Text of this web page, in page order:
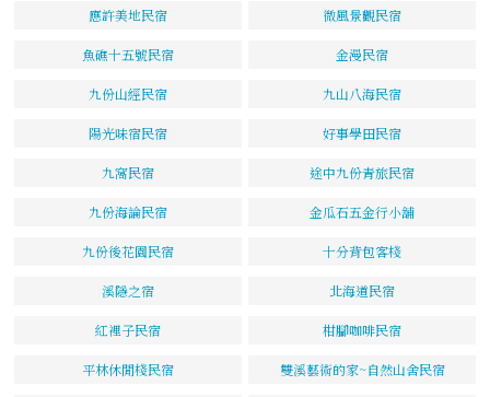
應許美地民宿 微風景觀民宿
魚礁十五號民宿 金漫民宿
九份山經民宿 九山八海民宿
陽光味宿民宿 好事學田民宿
九窩民宿 途中九份青旅民宿
九份海論民宿 金瓜石五金行小舖
九份後花園民宿 十分背包客棧
溪隱之宿 北海道民宿
紅裡子民宿 柑腳咖啡民宿
平林休閒棧民宿 雙溪藝術的家~自然山舍民宿